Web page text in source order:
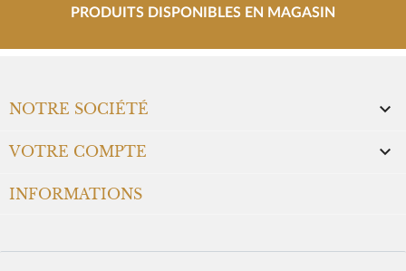
PRODUITS DISPONIBLES EN MAGASIN
NOTRE SOCIÉTÉ 
VOTRE COMPTE 
INFORMATIONS